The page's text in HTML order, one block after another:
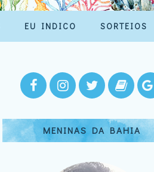
EU INDICO SORTEIOS
MENINAS DA BAHIA